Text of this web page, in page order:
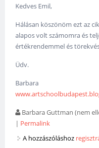
Kedves Emil,
Hálásan köszönöm ezt az
alapos volt számomra és
értékrendemmel és
Üdv.
Barbara
Barbara Guttman (nem
| Permalink
A hozzászóláshoz